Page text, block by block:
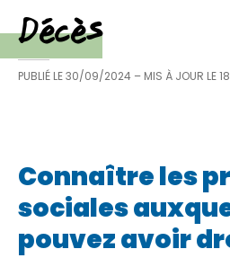
Décès
PUBLIÉ LE30/09/2024 – MIS À JOUR LE
Connaître les
sociales
pouvez avoir